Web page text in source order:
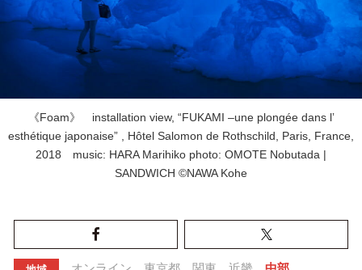
《Foam》 installation view, “FUKAMI ‒une plongée dans lʼ
esthétique japonaise” , Hôtel Salomon de Rothschild, Paris, France,
2018 music: HARA Marihiko photo: OMOTE Nobutada |
SANDWICH ©NAWA Kohe